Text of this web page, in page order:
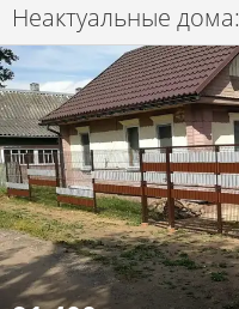
Неактуальные дома: